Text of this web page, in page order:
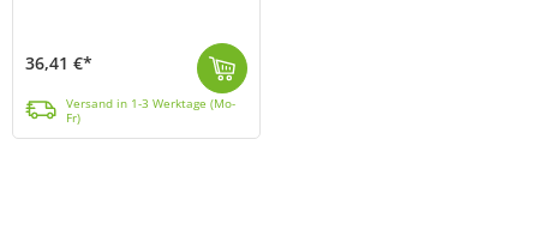
36,41 €*
Versand in 1-3 Werktage (Mo-
Fr)